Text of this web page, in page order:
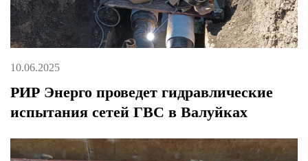
10.06.2025
РИР Энерго проведет гидравлические
испытания сетей ГВС в Валуйках